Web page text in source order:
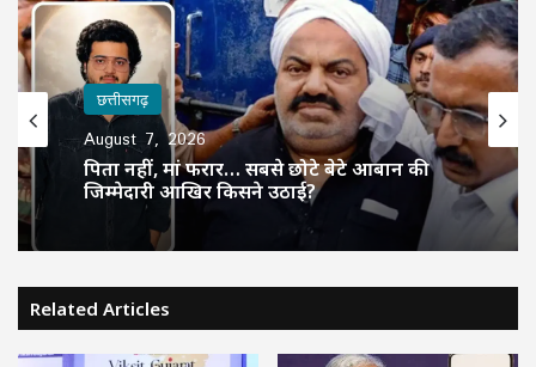
छत्तीसगढ़
August 7, 2026
पिता नहीं, मां फरार… सबसे छोटे बेटे आबान की
जिम्मेदारी आखिर किसने उठाई?
Related Articles